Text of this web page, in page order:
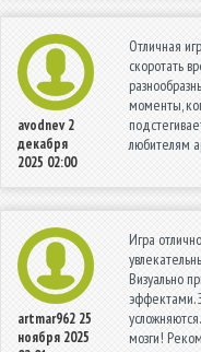
avodnev 2
декабря
2025 02:00
Отличная
скоротать
моменты,
любителям
artmar962 25
ноября 2025
Игра
Визуально
эффектами.
мозги!